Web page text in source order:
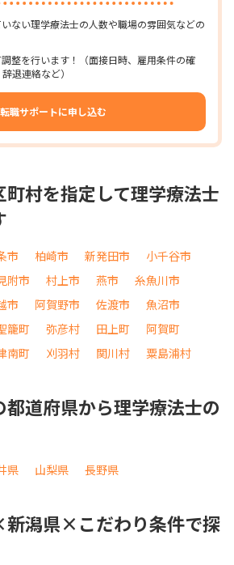
ない理学療法士の人数や職場の雰囲気などの
整を行います！（面接日時、雇用条件の確
退連絡など）
転職サポートに申し込む
村を指定して理学療法士
市 柏崎市 新発田市
小千谷市
附市 村上市 燕市
糸魚川市
市 阿賀野市 佐渡市
魚沼市
籠町 弥彦村 田上町
阿賀町
南町 刈羽村 関川村 粟島浦村
道府県から理学療法士の
県 山梨県 長野県
潟県×こだわり条件で探